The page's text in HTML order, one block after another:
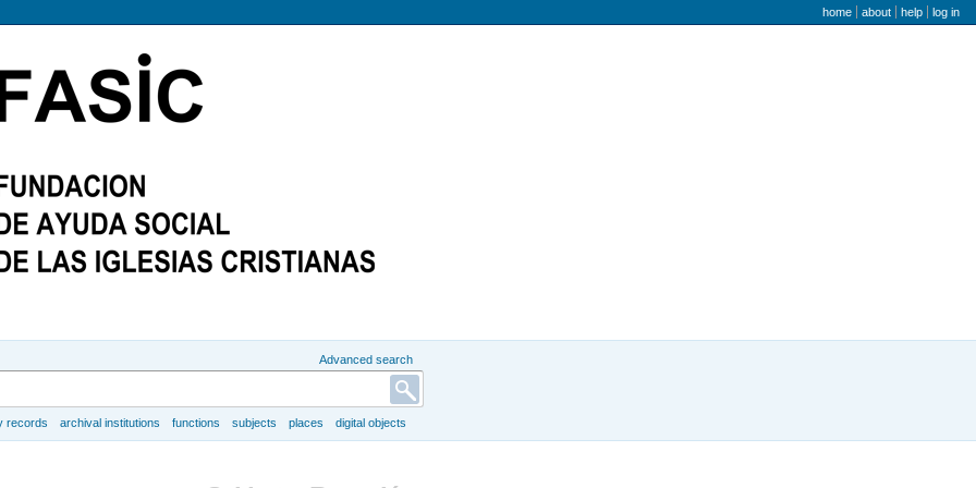
user menu
home about help log in
Advanced search
records archival institutions functions subjects places digital objects